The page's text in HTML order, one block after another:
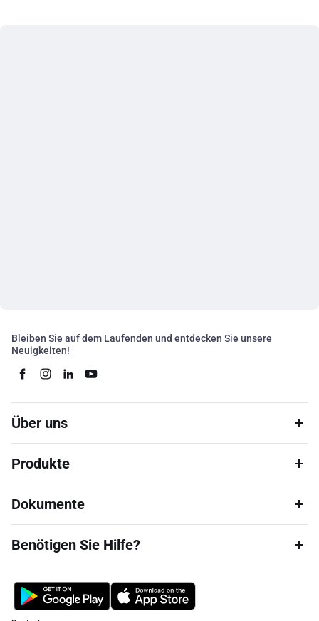
Bleiben Sie auf dem Laufenden und entdecken Sie unsere
Neuigkeiten!
Über uns
Produkte
Dokumente
Benötigen Sie Hilfe?